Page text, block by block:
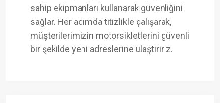
sahip ekipmanları kullanarak güvenliğini
sağlar. Her adımda titizlikle çalışarak,
müşterilerimizin motorsikletlerini güvenli
bir şekilde yeni adreslerine ulaştırırız.